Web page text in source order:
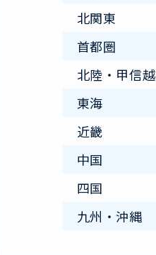
北関東
首都圏
北陸・甲信越
東海
近畿
中国
四国
九州・沖縄